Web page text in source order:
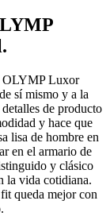
OLYMP Luxor
sí mismo y a la
de producto
y hace que
lisa de hombre en
en el armario de
y clásico
la vida cotidiana.
queda mejor con